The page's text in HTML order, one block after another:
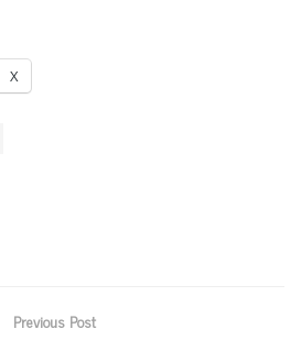
X
Previous Post